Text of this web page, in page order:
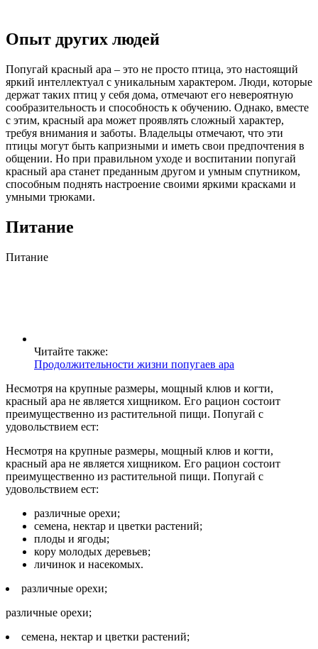
Опыт других людей
Попугай красный ара – это не просто птица, это настоящий
яркий интеллектуал с уникальным характером. Люди, которые
держат таких птиц у себя дома, отмечают его невероятную
сообразительность и способность к обучению. Однако, вместе
с этим, красный ара может проявлять сложный характер,
требуя внимания и заботы. Владельцы отмечают, что эти
птицы могут быть капризными и иметь свои предпочтения в
общении. Но при правильном уходе и воспитании попугай
красный ара станет преданным другом и умным спутником,
способным поднять настроение своими яркими красками и
умными трюками.
Питание
Питание
Читайте также:
Продолжительности жизни попугаев ара
Несмотря на крупные размеры, мощный клюв и когти,
красный ара не является хищником. Его рацион состоит
преимущественно из растительной пищи. Попугай с
удовольствием ест:
Несмотря на крупные размеры, мощный клюв и когти,
красный ара не является хищником. Его рацион состоит
преимущественно из растительной пищи. Попугай с
удовольствием ест:
различные орехи;
семена, нектар и цветки растений;
плоды и ягоды;
кору молодых деревьев;
личинок и насекомых.
различные орехи;
различные орехи;
семена, нектар и цветки растений;